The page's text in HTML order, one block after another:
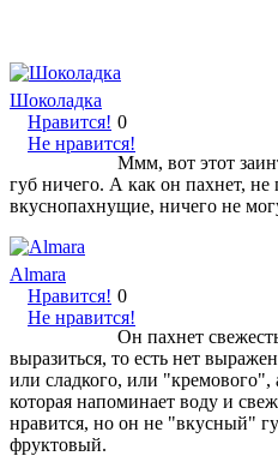
Шоколадка
Нравится!
Не нравится!
0
Ммм, вот этот
губ ничего. А как он пахнет,
вкуснопахнущие, ничего не
Almara
Нравится!
Не нравится!
0
Он пахнет
выразиться, то есть нет
или сладкого, или "кремового",
которая напоминает воду и
нравится, но он не "вкусный"
фруктовый.